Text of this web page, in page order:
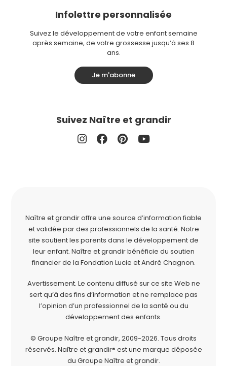
Infolettre personnalisée
Suivez le développement de votre enfant semaine
après semaine, de votre grossesse jusqu’à ses 8
ans.
Je m'abonne
Suivez Naître et grandir
Naître et grandir offre une source d’information fiable
et validée par des professionnels de la santé. Notre
site soutient les parents dans le développement de
leur enfant. Naître et grandir bénéficie du soutien
financier de la Fondation Lucie et André Chagnon.
Avertissement. Le contenu diffusé sur ce site Web ne
sert qu’à des fins d’information et ne remplace pas
l’opinion d’un professionnel de la santé ou du
développement des enfants.
© Groupe Naître et grandir, 2009-2026. Tous droits
réservés. Naître et grandir® est une marque déposée
du Groupe Naître et grandir.